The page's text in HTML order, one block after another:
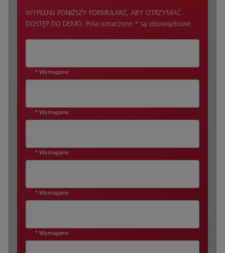
WYPEŁNIJ PONIŻSZY FORMULARZ, ABY OTRZYMAĆ
DOSTĘP DO DEMO. Pola oznaczone * są obowiązkowe.
* Wymagane
* Wymagane
* Wymagane
* Wymagane
* Wymagane